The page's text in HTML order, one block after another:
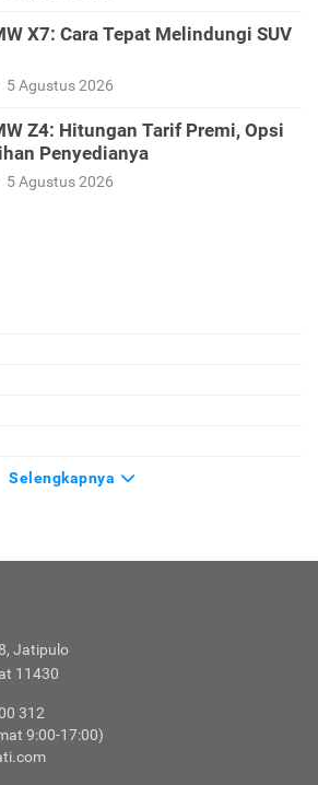
X7: Cara Tepat Melindungi SUV
5 Agustus 2026
Z4: Hitungan Tarif Premi, Opsi
Penyedianya
5 Agustus 2026
Selengkapnya
Jatipulo
11430
312
9:00-17:00)